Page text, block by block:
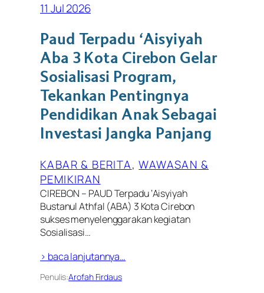
11 Jul 2026
Paud Terpadu ‘Aisyiyah
Aba 3 Kota Cirebon Gelar
Sosialisasi Program,
Tekankan Pentingnya
Pendidikan Anak Sebagai
Investasi Jangka Panjang
KABAR & BERITA, WAWASAN &
PEMIKIRAN
CIREBON – PAUD Terpadu ‘Aisyiyah
Bustanul Athfal (ABA) 3 Kota Cirebon
sukses menyelenggarakan kegiatan
Sosialisasi…
> baca lanjutannya…
Penulis:Arofah Firdaus